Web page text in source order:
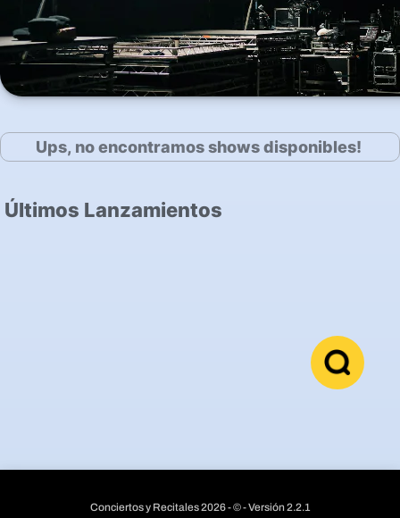
Ups, no encontramos shows disponibles!
Últimos Lanzamientos
Conciertos y Recitales 2026 - © - Versión 2.2.1